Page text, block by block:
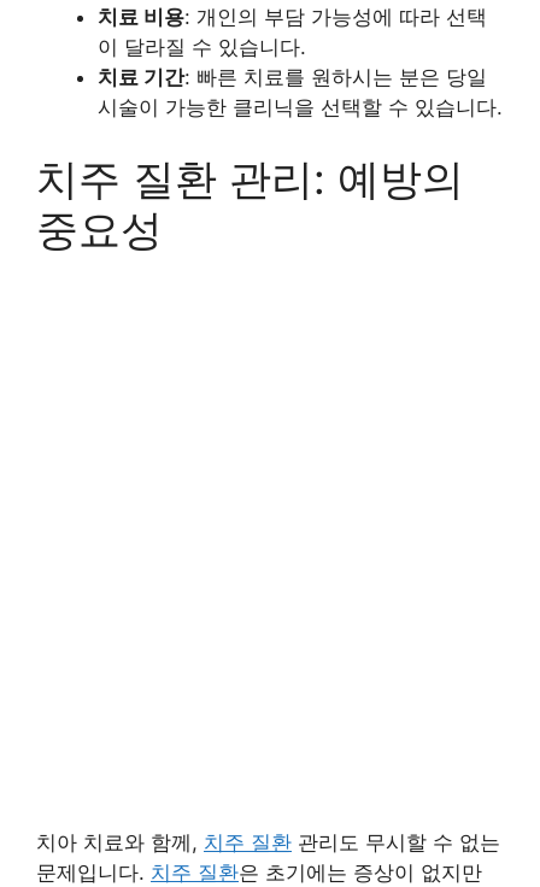
치료 비용: 개인의 부담 가능성에 따라 선택
이 달라질 수 있습니다.
치료 기간: 빠른 치료를 원하시는 분은 당일
시술이 가능한 클리닉을 선택할 수 있습니다.
치주 질환 관리: 예방의
중요성
치아 치료와 함께, 치주 질환 관리도 무시할 수 없는
문제입니다. 치주 질환은 초기에는 증상이 없지만